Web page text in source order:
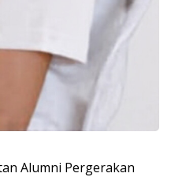
Alumni Pergerakan